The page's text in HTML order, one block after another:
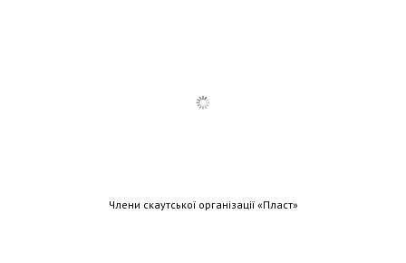
Члени скаутської організації «Пласт»